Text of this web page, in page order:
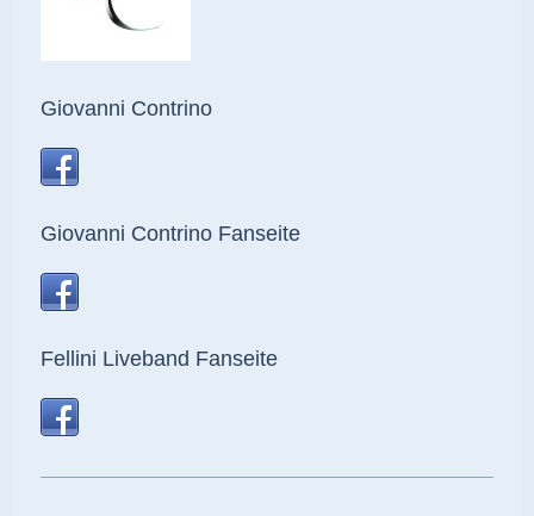
Giovanni Contrino
Giovanni Contrino Fanseite
Fellini Liveband Fanseite